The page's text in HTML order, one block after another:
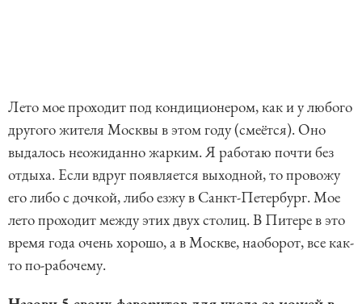
Лето мое проходит под кондиционером, как и у любого
другого жителя Москвы в этом году (смеётся). Оно
выдалось неожиданно жарким. Я работаю почти без
отдыха. Если вдруг появляется выходной, то провожу
его либо с дочкой, либо езжу в Санкт-Петербург. Мое
лето проходит между этих двух столиц. В Питере в это
время года очень хорошо, а в Москве, наоборот, все как-
то по-рабочему.